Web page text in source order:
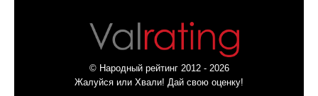
© Народный рейтинг 2012 - 2026
Жалуйся или Хвали! Дай свою оценку!